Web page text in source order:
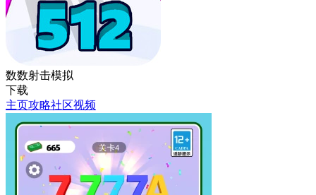
数数射击模拟
下载
主页攻略社区视频